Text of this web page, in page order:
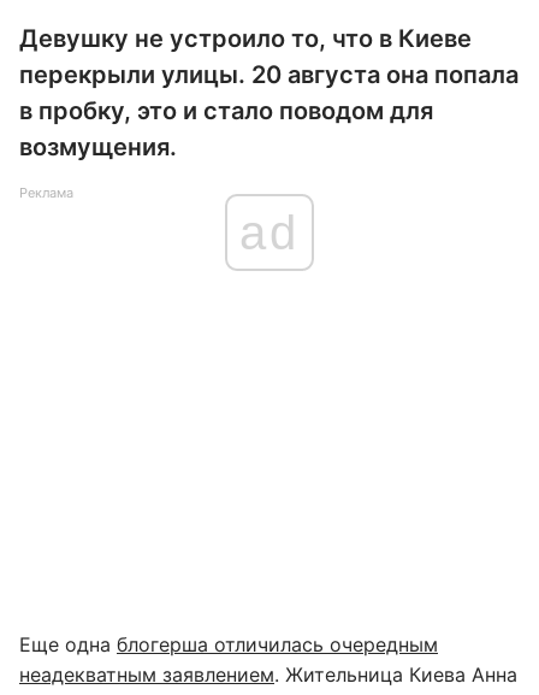
Девушку не устроило то, что в Киеве
перекрыли улицы. 20 августа она попала
в пробку, это и стало поводом для
возмущения.
Реклама
ad
Еще одна блогерша отличилась очередным
неадекватным заявлением. Жительница Киева Анна